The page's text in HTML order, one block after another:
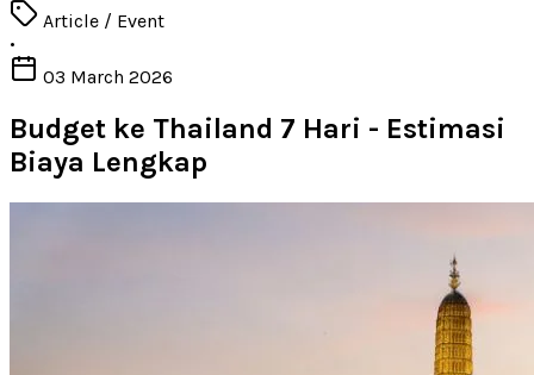
Article / Event
•
03 March 2026
Budget ke Thailand 7 Hari - Estimasi
Biaya Lengkap